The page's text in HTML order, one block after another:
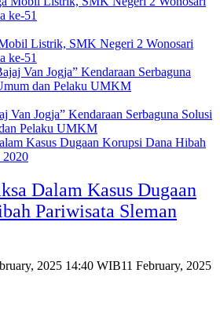
Listrik, SMK Negeri 2 Wonosari
ke-51
Van Jogja” Kendaraan Serbaguna Solusi
Pelaku UMKM
Dalam Kasus Dugaan
Pariwisata Sleman
2025 14:40 WIB11 February, 2025